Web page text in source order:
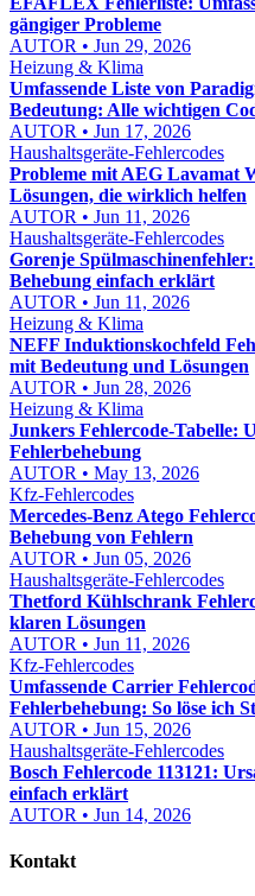
gängiger Probleme
AUTOR • Jun 29, 2026
Heizung & Klima
Umfassende Liste von
Bedeutung: Alle wichtigen
AUTOR • Jun 17, 2026
Haushaltsgeräte-Fehlercodes
Probleme mit AEG Lavamat
Lösungen, die wirklich helfen
AUTOR • Jun 11, 2026
Haushaltsgeräte-Fehlercodes
Gorenje
Behebung einfach erklärt
AUTOR • Jun 11, 2026
Heizung & Klima
NEFF Induktionskochfeld
mit Bedeutung und Lösungen
AUTOR • Jun 28, 2026
Heizung & Klima
Junkers Fehlercode-Tabelle:
Fehlerbehebung
AUTOR • May 13, 2026
Kfz-Fehlercodes
Mercedes-Benz Atego
Behebung von Fehlern
AUTOR • Jun 05, 2026
Haushaltsgeräte-Fehlercodes
Thetford Kühlschrank
klaren Lösungen
AUTOR • Jun 11, 2026
Kfz-Fehlercodes
Umfassende Carrier
Fehlerbehebung: So löse ich
AUTOR • Jun 15, 2026
Haushaltsgeräte-Fehlercodes
Bosch Fehlercode 113121:
einfach erklärt
AUTOR • Jun 14, 2026
Kontakt